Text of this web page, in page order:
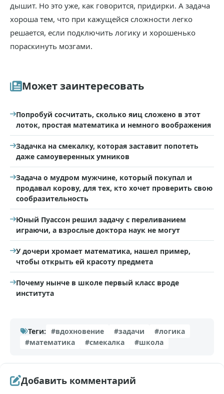
дышит. Но это уже, как говорится, придирки. А задача
хороша тем, что при кажущейся сложности легко
решается, если подключить логику и хорошенько
пораскинуть мозгами.
Может заинтересовать
Попробуй сосчитать, сколько яиц сложено в этот
лоток, простая математика и немного воображения
Задачка на смекалку, которая заставит попотеть
даже самоуверенных умников
Задача о мудром мужчине, который покупал и
продавал корову, для тех, кто хочет проверить свою
сообразительность
Юный Пуассон решил задачу с переливанием
играючи, а взрослые доктора наук не могут
У дочери хромает математика, нашел пример,
чтобы открыть ей красоту предмета
Почему нынче в школе первый класс вроде
института
Теги: #вдохновение #задачи
#логика
#математика
#смекалка #школа
Добавить комментарий